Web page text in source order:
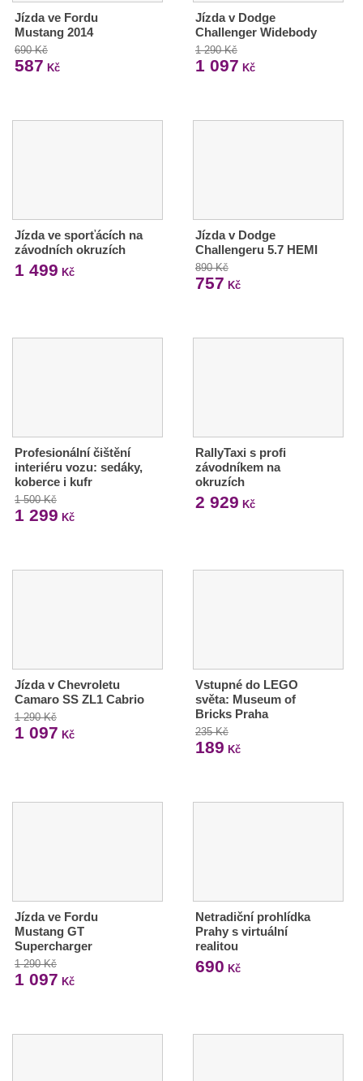
Jízda ve Fordu
Mustang 2014
690 Kč
587 Kč
Jízda v Dodge
Challenger Widebody
1 290 Kč
1 097 Kč
Jízda ve sporťácích na
závodních okruzích
1 499 Kč
Jízda v Dodge
Challengeru 5.7 HEMI
890 Kč
757 Kč
Profesionální čištění
interiéru vozu: sedáky,
koberce i kufr
1 500 Kč
1 299 Kč
RallyTaxi s profi
závodníkem na
okruzích
2 929 Kč
Jízda v Chevroletu
Camaro SS ZL1 Cabrio
1 290 Kč
1 097 Kč
Vstupné do LEGO
světa: Museum of
Bricks Praha
235 Kč
189 Kč
Jízda ve Fordu
Mustang GT
Supercharger
1 290 Kč
1 097 Kč
Netradiční prohlídka
Prahy s virtuální
realitou
690 Kč